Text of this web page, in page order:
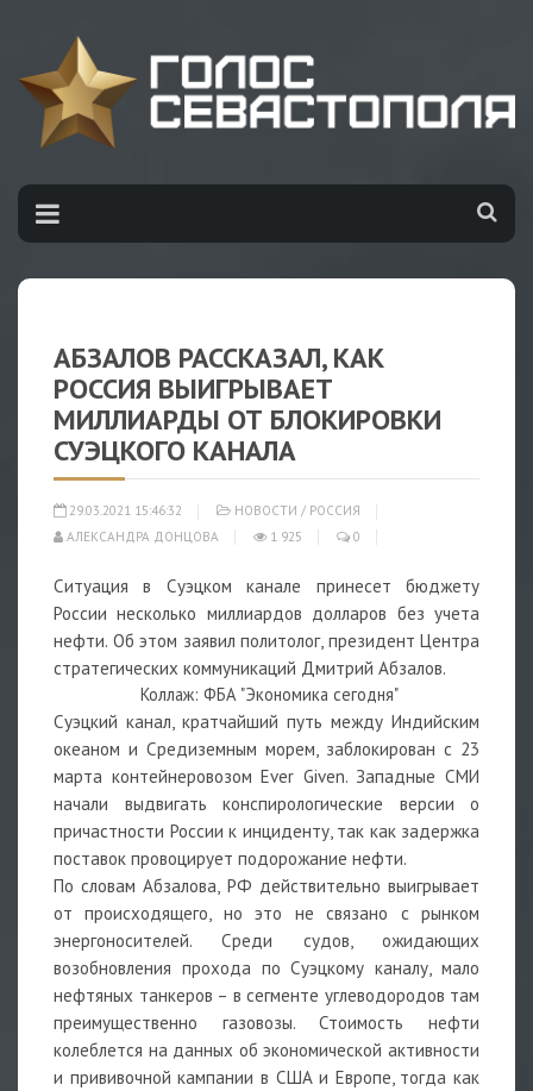
АБЗАЛОВ РАССКАЗАЛ, КАК
РОССИЯ ВЫИГРЫВАЕТ
МИЛЛИАРДЫ ОТ БЛОКИРОВКИ
СУЭЦКОГО КАНАЛА
29.03.2021 15:46:32 НОВОСТИ / РОССИЯ
АЛЕКСАНДРА ДОНЦОВА
1 925 0
Ситуация в Суэцком канале принесет бюджету
России несколько миллиардов долларов без учета
нефти. Об этом заявил политолог, президент Центра
стратегических коммуникаций Дмитрий Абзалов.
Коллаж: ФБА "Экономика сегодня"
Суэцкий канал, кратчайший путь между Индийским
океаном и Средиземным морем, заблокирован с 23
марта контейнеровозом Ever Given. Западные СМИ
начали выдвигать конспирологические версии о
причастности России к инциденту, так как задержка
поставок провоцирует подорожание нефти.
По словам Абзалова, РФ действительно выигрывает
от происходящего, но это не связано с рынком
энергоносителей. Среди судов, ожидающих
возобновления прохода по Суэцкому каналу, мало
нефтяных танкеров – в сегменте углеводородов там
преимущественно газовозы. Стоимость нефти
колеблется на данных об экономической активности
и прививочной кампании в США и Европе, тогда как